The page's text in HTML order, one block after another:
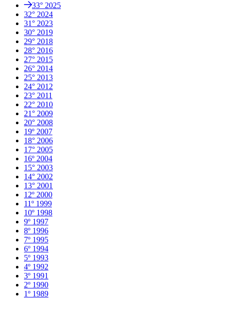
33° 2025
32° 2024
31° 2023
30° 2019
29° 2018
28° 2016
27° 2015
26° 2014
25° 2013
24° 2012
23° 2011
22° 2010
21° 2009
20° 2008
19º 2007
18° 2006
17° 2005
16º 2004
15° 2003
14° 2002
13° 2001
12º 2000
11º 1999
10º 1998
9º 1997
8º 1996
7º 1995
6º 1994
5º 1993
4º 1992
3º 1991
2º 1990
1º 1989